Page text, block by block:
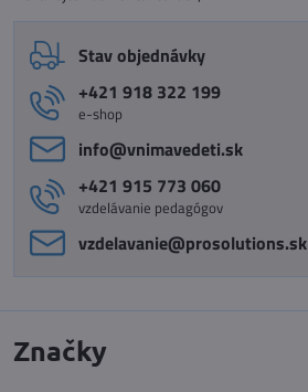
Stav objednávky
+421 918 322 199
e-shop
info​@vnimavedeti​.sk
+421 915 773 060
vzdelávanie pedagógov
vzdelavanie​@prosolutions​.sk
Značky